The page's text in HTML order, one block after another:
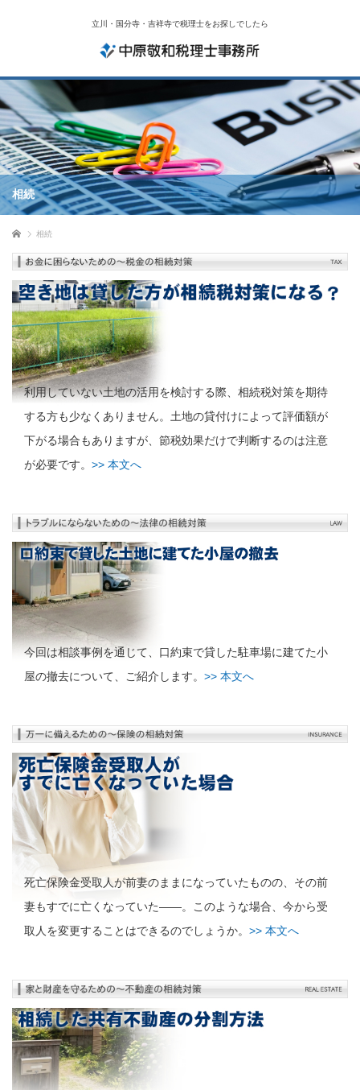
立川・国分寺・吉祥寺で税理士をお探しでしたら
相続
ホーム 相続
利用していない土地の活用を検討する際、相続税対策を期待
する方も少なくありません。土地の貸付けによって評価額が
下がる場合もありますが、節税効果だけで判断するのは注意
が必要です。 >> 本文へ
今回は相談事例を通じて、口約束で貸した駐車場に建てた小
屋の撤去について、ご紹介します。 >> 本文へ
死亡保険金受取人が前妻のままになっていたものの、その前
妻もすでに亡くなっていた――。このような場合、今から受
取人を変更することはできるのでしょうか。 >> 本文へ